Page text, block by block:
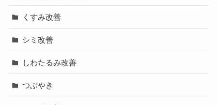
くすみ改善
シミ改善
しわたるみ改善
つぶやき